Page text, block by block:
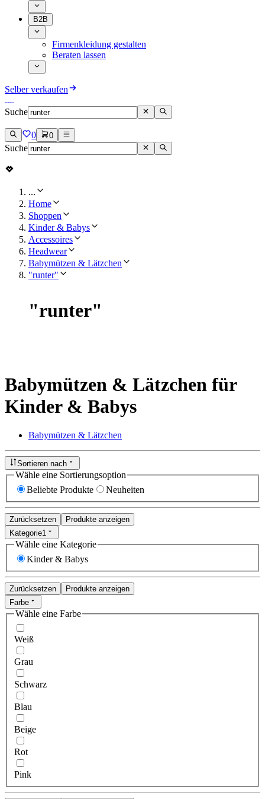
B2B
Firmenkleidung gestalten
Beraten lassen
Selber verkaufen
Suche
0 0
Suche
...
Home
Shoppen
Kinder & Babys
Accessoires
Headwear
Babymützen & Lätzchen
"runter"
"runter"
Babymützen & Lätzchen für
Kinder & Babys
Babymützen & Lätzchen
Sortieren nach
Wähle eine Sortierungsoption
Beliebte Produkte
Neuheiten
Zurücksetzen
Produkte anzeigen
Kategorie1
Wähle eine Kategorie
Kinder & Babys
Zurücksetzen
Produkte anzeigen
Farbe
Wähle eine Farbe
Weiß
Grau
Schwarz
Blau
Beige
Rot
Pink